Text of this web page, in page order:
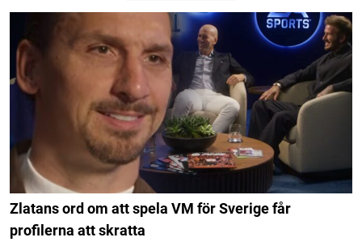
Zlatans ord om att spela VM för Sverige får
profilerna att skratta